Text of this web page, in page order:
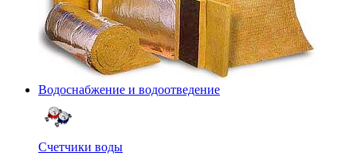
Водоснабжение и водоотведение
Счетчики воды